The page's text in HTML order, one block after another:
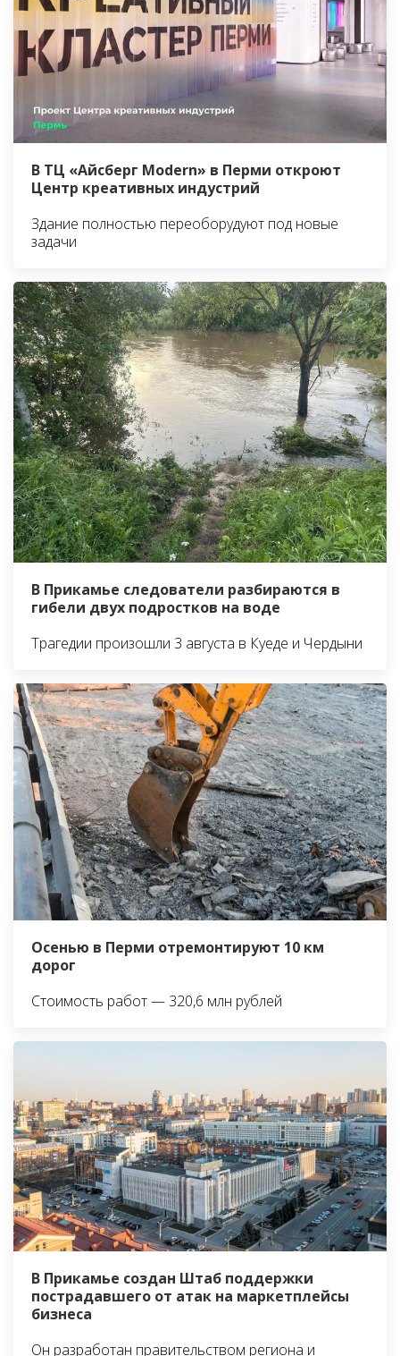
В ТЦ «Айсберг Modern» в Перми откроют
Центр креативных индустрий
Здание полностью переоборудуют под новые
задачи
В Прикамье следователи разбираются в
гибели двух подростков на воде
Трагедии произошли 3 августа в Куеде и Чердыни
Осенью в Перми отремонтируют 10 км
дорог
Стоимость работ — 320,6 млн рублей
В Прикамье создан Штаб поддержки
пострадавшего от атак на маркетплейсы
бизнеса
Он разработан правительством региона и